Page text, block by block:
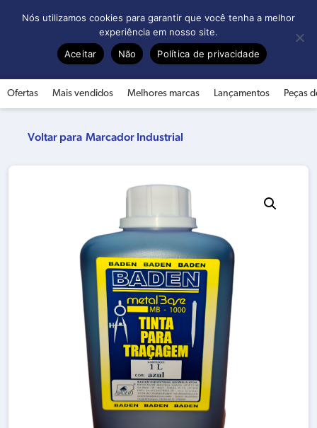
Ofertas Mais vendidos Melhores marcas Lançamentos Peças
Marcador Industrial
Nós utilizamos cookies para garantir que você tenha a melhor
experiência em nosso site.
Aceitar
Não Política de privacidade